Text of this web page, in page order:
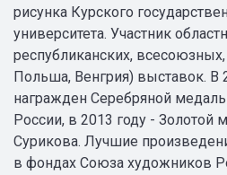
рисунка Курского
университета. Участник
республиканских,
Польша, Венгрия) выставок. В
награжден Серебряной
России, в 2013 году - Золотой
Сурикова. Лучшие
в фондах Союза художников